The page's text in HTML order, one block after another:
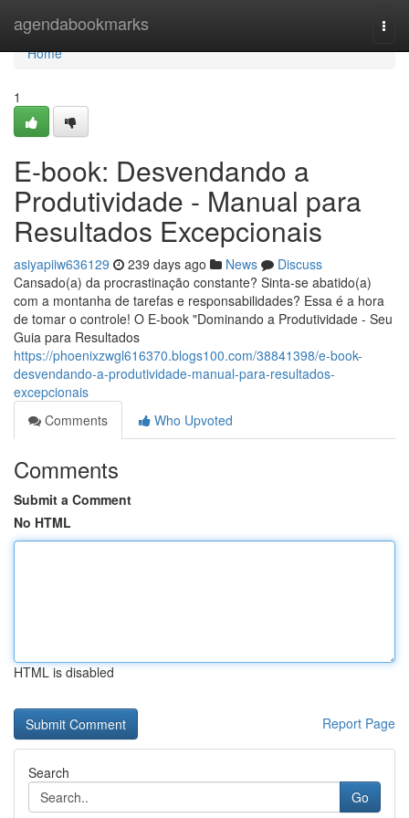
agendabookmarks
Home
Home
1
E-book: Desvendando a
Produtividade - Manual para
Resultados Excepcionais
asiyapiiw636129 239 days ago News
Discuss
Cansado(a) da procrastinação constante? Sinta-se abatido(a)
com a montanha de tarefas e responsabilidades? Essa é a hora
de tomar o controle! O E-book "Dominando a Produtividade - Seu
Guia para Resultados
https://phoenixzwgl616370.blogs100.com/38841398/e-book-
desvendando-a-produtividade-manual-para-resultados-
excepcionais
Comments
Who Upvoted
Comments
Submit a Comment
No HTML
HTML is disabled
Report Page
Search
Go